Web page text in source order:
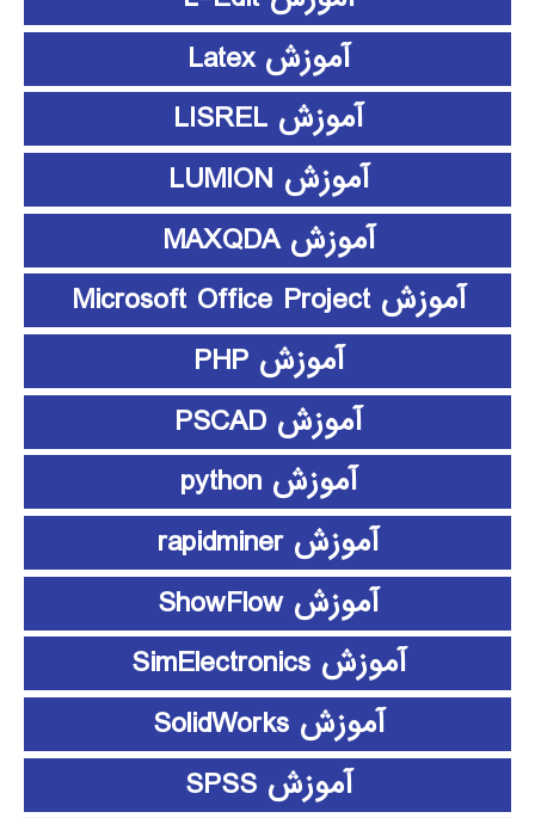
آموزش Latex
آموزش LISREL
آموزش LUMION
آموزش MAXQDA
آموزش Microsoft Office Project
آموزش PHP
آموزش PSCAD
آموزش python
آموزش rapidminer
آموزش ShowFlow
آموزش SimElectronics
آموزش SolidWorks
آموزش SPSS